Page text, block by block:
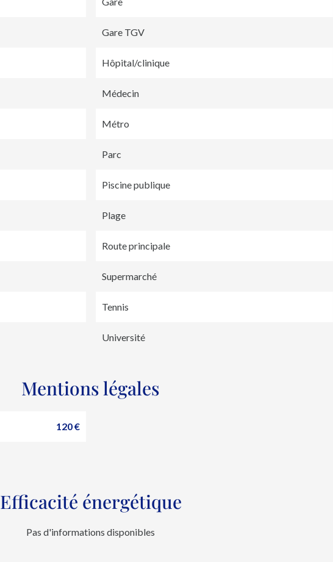
Gare TGV
Hôpital/clinique
Médecin
Métro
Parc
Piscine publique
Plage
Route principale
Supermarché
Tennis
Université
Mentions légales
120 €
Efficacité énergétique
Pas d'informations disponibles